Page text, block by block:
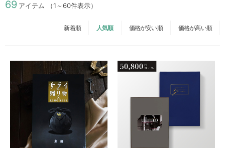
69 アイテム （1～60件表示）
新着順 人気順 価格が安い順 価格が高い順